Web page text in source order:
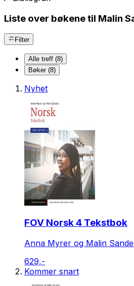
Liste over bøkene til Malin
Filter
Alle treff (8)
Bøker (8)
Nyhet
FOV Norsk 4 Tekstbok
Anna Myrer og Malin
629,-
Kommer snart